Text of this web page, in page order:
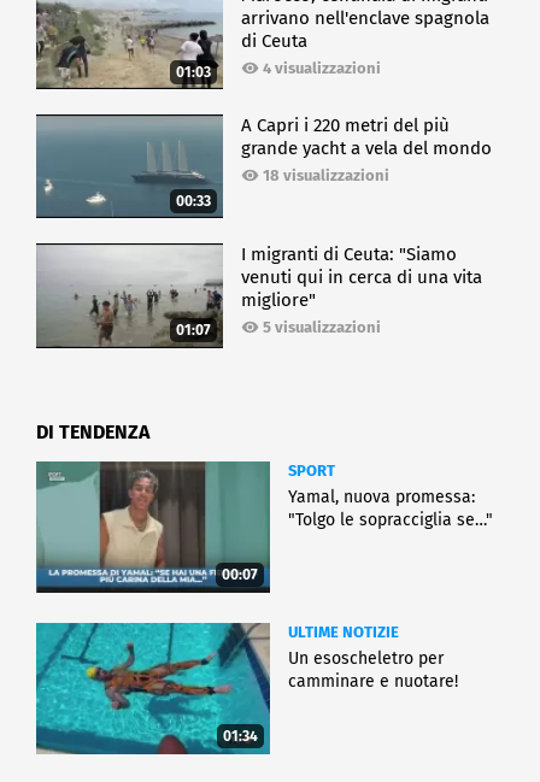
01:03
arrivano nell'enclave spagnola
di Ceuta
4 visualizzazioni
00:33
A Capri i 220 metri del più
grande yacht a vela del mondo
18 visualizzazioni
01:07
I migranti di Ceuta: "Siamo
venuti qui in cerca di una vita
migliore"
5 visualizzazioni
DI TENDENZA
00:07
SPORT
Yamal, nuova promessa:
"Tolgo le sopracciglia se…"
01:34
ULTIME NOTIZIE
Un esoscheletro per
camminare e nuotare!